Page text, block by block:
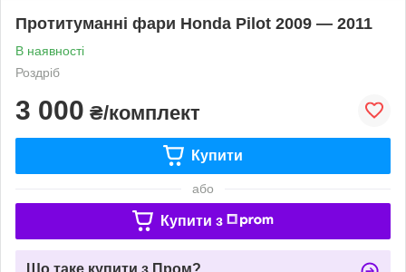
Протитуманні фари Honda Pilot 2009 — 2011
В наявності
Роздріб
3 000 ₴/комплект
Купити
або
Купити з
Що таке купити з Пром?